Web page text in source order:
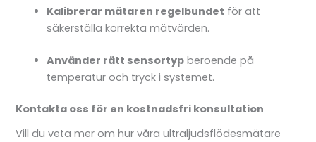
Kalibrerar mätaren regelbundet för att
säkerställa korrekta mätvärden.
Använder rätt sensortyp beroende på
temperatur och tryck i systemet.
Kontakta oss för en kostnadsfri konsultation
Vill du veta mer om hur våra ultraljudsflödesmätare